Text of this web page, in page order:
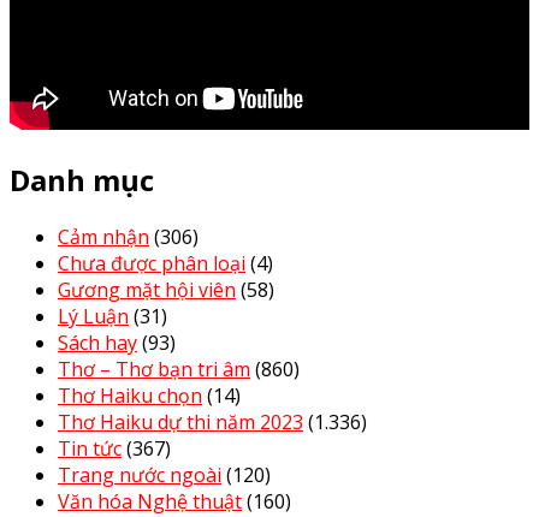
Danh mục
Cảm nhận (306)
Chưa được phân loại (4)
Gương mặt hội viên (58)
Lý Luận (31)
Sách hay(93)
Thơ – Thơ bạn tri âm (860)
Thơ Haiku chọn (14)
Thơ Haiku dự thi năm 2023 (1.336)
Tin tức(367)
Trang nước ngoài (120)
Văn hóa Nghệ thuật(160)